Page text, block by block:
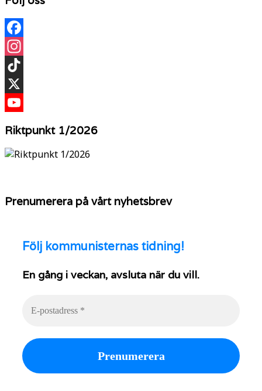
Facebook
Instagram
TikTok
X
Riktpunkt 1/2026
Prenumerera på vårt nyhetsbrev
Följ kommunisternas tidning!
En gång i veckan, avsluta när du vill.